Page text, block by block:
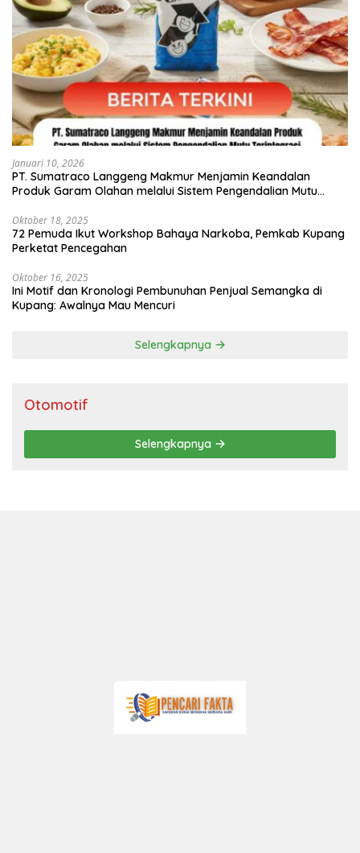
Januari 10, 2026
PT. Sumatraco Langgeng Makmur Menjamin Keandalan
Produk Garam Olahan melalui Sistem Pengendalian Mutu
Oktober 18, 2025
72 Pemuda Ikut Workshop Bahaya Narkoba, Pemkab Kupang
Perketat Pencegahan
Oktober 16, 2025
Ini Motif dan Kronologi Pembunuhan Penjual Semangka di
Kupang: Awalnya Mau Mencuri
Selengkapnya
Otomotif
Selengkapnya